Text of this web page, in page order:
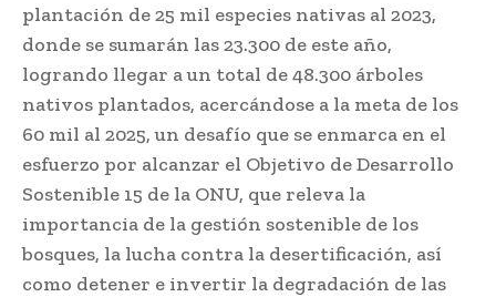
plantación de 25 mil especies nativas al 2023,
donde se sumarán las 23.300 de este año,
logrando llegar a un total de 48.300 árboles
nativos plantados, acercándose a la meta de los
60 mil al 2025, un desafío que se enmarca en el
esfuerzo por alcanzar el Objetivo de Desarrollo
Sostenible 15 de la ONU, que releva la
importancia de la gestión sostenible de los
bosques, la lucha contra la desertificación, así
como detener e invertir la degradación de las